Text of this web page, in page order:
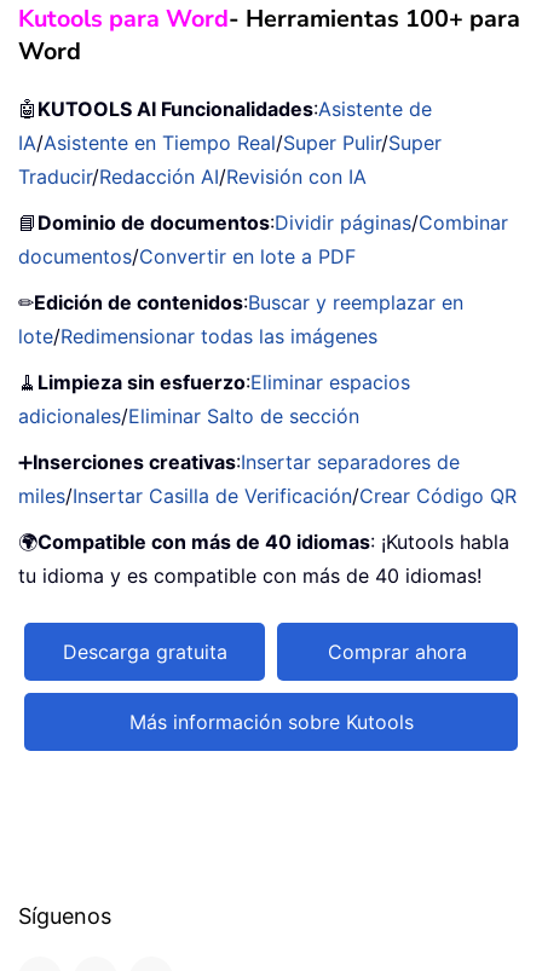
Kutools para Word- Herramientas 100+ para
Word
🤖 KUTOOLS AI Funcionalidades:Asistente de
IA/Asistente en Tiempo Real/Super Pulir/Super
Traducir/Redacción AI/Revisión con IA
📘 Dominio de documentos:Dividir páginas/Combinar
documentos/Convertir en lote a PDF
✏Edición de contenidos:Buscar y reemplazar en
lote/Redimensionar todas las imágenes
🧹 Limpieza sin esfuerzo:Eliminar espacios
adicionales/Eliminar Salto de sección
➕Inserciones creativas:Insertar separadores de
miles/Insertar Casilla de Verificación/Crear Código QR
🌍Compatible con más de 40 idiomas: ¡Kutools habla
tu idioma y es compatible con más de 40 idiomas!
Descarga gratuita Comprar ahora
Más información sobre Kutools
Síguenos